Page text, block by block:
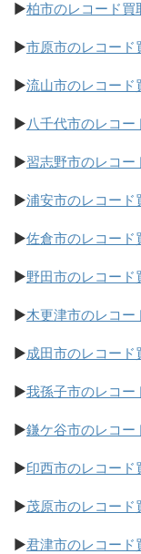
▶柏市のレコード買
▶市原市のレコード
▶流山市のレコード
▶八千代市のレコー
▶習志野市のレコー
▶浦安市のレコード
▶佐倉市のレコード
▶野田市のレコード
▶木更津市のレコー
▶成田市のレコード
▶我孫子市のレコー
▶鎌ケ谷市のレコー
▶印西市のレコード
▶茂原市のレコード
▶君津市のレコード